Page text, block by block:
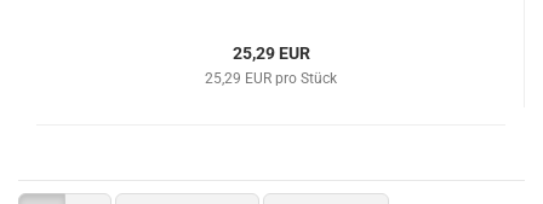
25,29 EUR
25,29 EUR pro Stück